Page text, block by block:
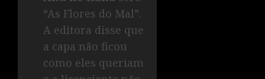
“As Flores do Mal”.
A editora disse que
a capa não ficou
como eles queriam